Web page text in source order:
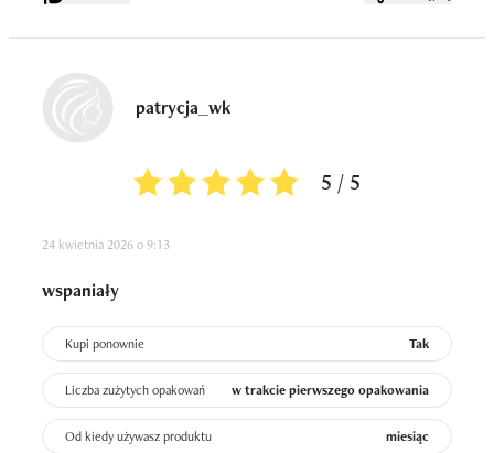
patrycja_wk
5 / 5
24 kwietnia 2026 o 9:13
wspaniały
Kupi ponownie Tak
Liczba zużytych opakowań w trakcie pierwszego opakowania
Od kiedy używasz produktu miesiąc